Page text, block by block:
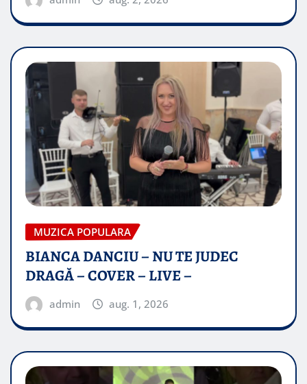
MUZICA POPULARA
BIANCA DANCIU – NU TE JUDEC
DRAGĂ – COVER – LIVE –
admin aug. 1, 2026